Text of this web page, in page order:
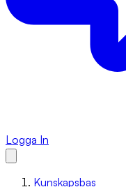
Logga In
Kunskapsbas